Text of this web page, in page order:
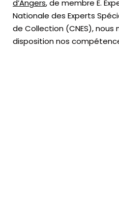
d’Angers, de membre E.
Nationale des Experts
de Collection (CNES),nous
disposition nos